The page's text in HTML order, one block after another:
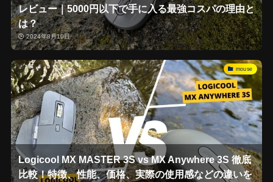
レビュー｜5000円以下で手に入る最強コスパの理由と
は？
2024年8月10日
mouse
Logicool MX MASTER 3S vs MX Anywhere 3S 徹底
比較！特徴、性能、価格、実際の使用感などの違いを